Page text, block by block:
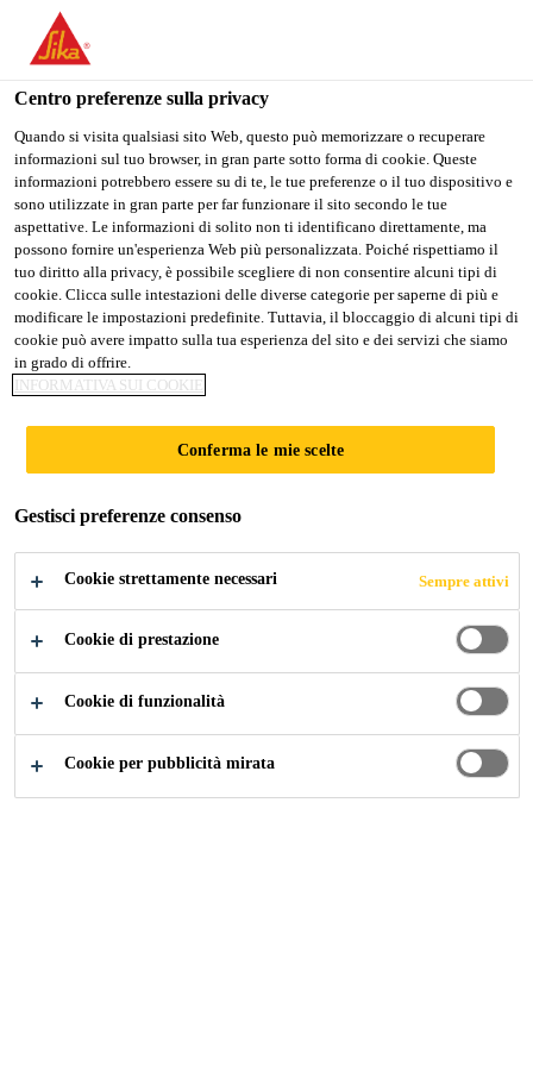
OPÉRATEUR (TRICE) -
JOURS/SOIRS
(CONTRAT 6 MOIS)
A tempo pieno
Manufacturing
Pointe-Claire, Québec, Canada
23 - 24 CAD per hour
CANDIDARSI ORA CONDIVIDERE
Centro preferenze sulla privacy
Quando si visita qualsiasi sito Web, questo può memorizzare o recuperare
informazioni sul tuo browser, in gran parte sotto forma di cookie. Queste
informazioni potrebbero essere su di te, le tue preferenze o il tuo dispositivo e
sono utilizzate in gran parte per far funzionare il sito secondo le tue
aspettative. Le informazioni di solito non ti identificano direttamente, ma
possono fornire un'esperienza Web più personalizzata. Poiché rispettiamo il
tuo diritto alla privacy, è possibile scegliere di non consentire alcuni tipi di
cookie. Clicca sulle intestazioni delle diverse categorie per saperne di più e
modificare le impostazioni predefinite. Tuttavia, il bloccaggio di alcuni tipi di
cookie può avere impatto sulla tua esperienza del sito e dei servizi che siamo
in grado di offrire.
INFORMATIVA SUI COOKIE
Conferma le mie scelte
Gestisci preferenze consenso
Cookie strettamente necessari Sempre attivi
Cookie di prestazione
Cookie di funzionalità
Cookie per pubblicità mirata